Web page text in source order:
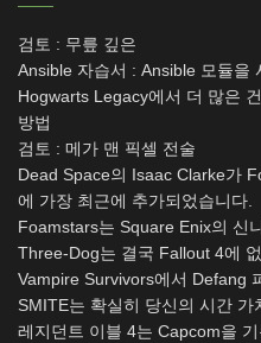
검토 : 무릎 깊은
Ansible 자습서 : Ansible 모듈을
Hogwarts Legacy에서 더 많은
방법
검토 : 메가 맨 픽셀 전술
Dead Space의 Isaac Clarke가
에 가장 최근에 추가되었습니다.
Foamstars는 Square Enix의 신
Three-Dog는 결국 Fallout 4에
Vampire Survivors에서 Defang
SMITE는 확실히 당신의 시간 가
레지던트 이블 4는 Capcom을